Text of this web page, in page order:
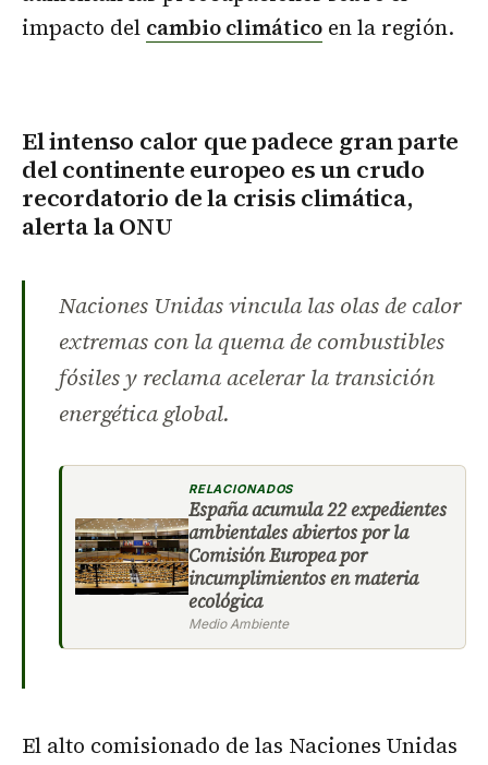
impacto del cambio climático en la región.
El intenso calor que padece gran parte
del continente europeo es un crudo
recordatorio de la crisis climática,
alerta la ONU
Naciones Unidas vincula las olas de calor
extremas con la quema de combustibles
fósiles y reclama acelerar la transición
energética global.
RELACIONADOS
España acumula 22 expedientes
ambientales abiertos por la
Comisión Europea por
incumplimientos en materia
ecológica
Medio Ambiente
El alto comisionado de las Naciones Unidas